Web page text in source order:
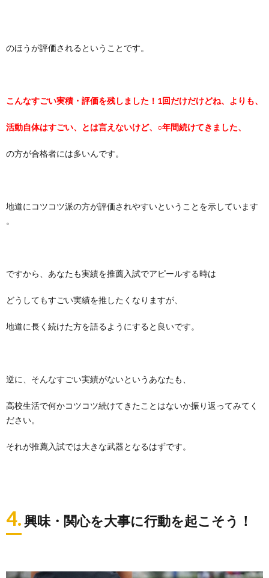
のほうが評価されるということです。
こんなすごい実積・評価を残しました！1回だけだけどね、 よりも、
活動自体はすごい、とは言えないけど、○年間続けてきました、
の方が合格者には多いんです。
地道にコツコツ派の方が評価されやすいということを示しています
。
ですから、 あなたも実績を推薦入試でアピールする時は
どうしてもすごい実績を推したくなりますが、
地道に長く続けた方を語るようにすると良いです。
逆に、そんなすごい実績がないというあなたも、
高校生活で何かコツコツ続けてきたことはないか振り返ってみてく
ださい。
それが推薦入試では大きな武器となるはずです。
4.興味・関心を大事に行動を起こそう！